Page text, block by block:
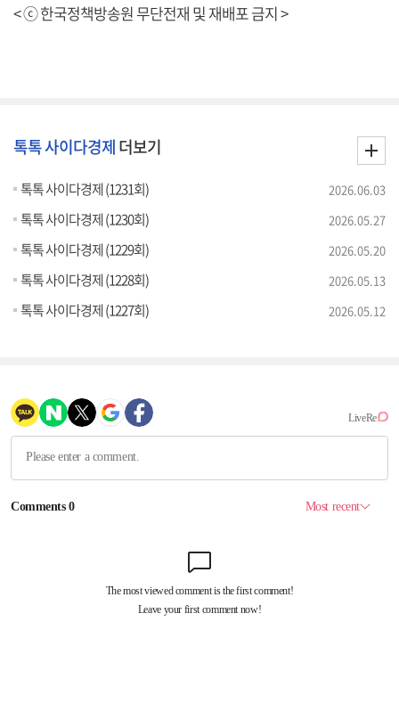
< ⓒ 한국정책방송원 무단전재 및 재배포 금지 >
톡톡 사이다경제더보기
톡톡 사이다경제 (1231회) 2026.06.03
톡톡 사이다경제 (1230회) 2026.05.27
톡톡 사이다경제 (1229회) 2026.05.20
톡톡 사이다경제 (1228회) 2026.05.13
톡톡 사이다경제 (1227회) 2026.05.12